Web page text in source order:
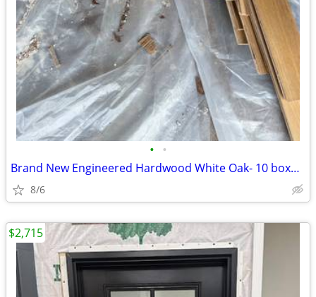
• •
Brand New Engineered Hardwood White Oak- 10 boxes worth
8/6
$2,715